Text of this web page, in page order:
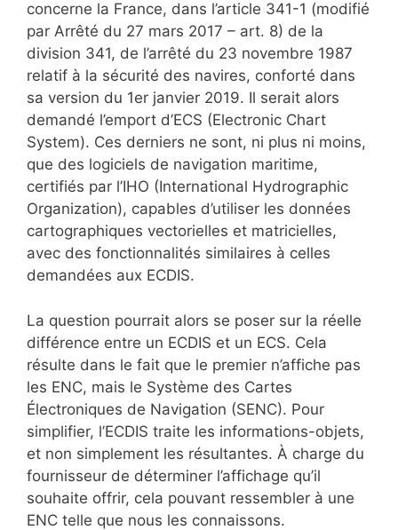
concerne la France, dans l’article 341-1 (modifié
par Arrêté du 27 mars 2017 – art. 8) de la
division 341, de l’arrêté du 23 novembre 1987
relatif à la sécurité des navires, conforté dans
sa version du 1er janvier 2019. Il serait alors
demandé l’emport d’ECS (Electronic Chart
System). Ces derniers ne sont, ni plus ni moins,
que des logiciels de navigation maritime,
certifiés par l’IHO (International Hydrographic
Organization), capables d’utiliser les données
cartographiques vectorielles et matricielles,
avec des fonctionnalités similaires à celles
demandées aux ECDIS.
La question pourrait alors se poser sur la réelle
différence entre un ECDIS et un ECS. Cela
résulte dans le fait que le premier n’affiche pas
les ENC, mais le Système des Cartes
Électroniques de Navigation (SENC). Pour
simplifier, l’ECDIS traite les informations-objets,
et non simplement les résultantes. À charge du
fournisseur de déterminer l’affichage qu’il
souhaite offrir, cela pouvant ressembler à une
ENC telle que nous les connaissons.